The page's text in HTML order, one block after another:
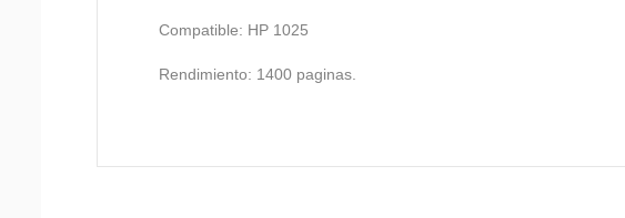
Compatible: HP 1025
Rendimiento: 1400 paginas.